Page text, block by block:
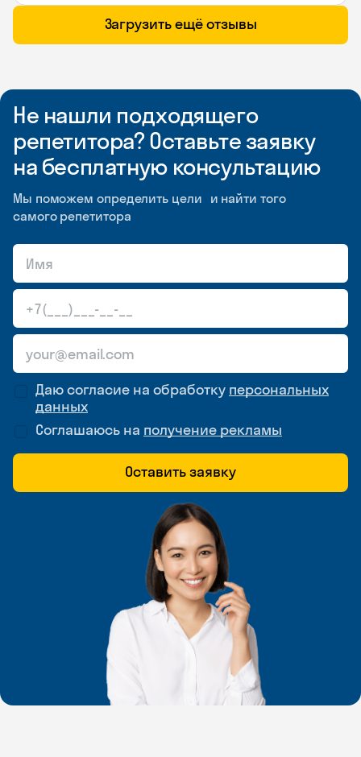
Загрузить ещё отзывы
Не нашли подходящего
репетитора? Оставьте заявку
на бесплатную консультацию
Мы поможем определить цели и найти того
самого репетитора
Даю согласие на обработку персональных
данных
Соглашаюсь на получение рекламы
Оставить заявку